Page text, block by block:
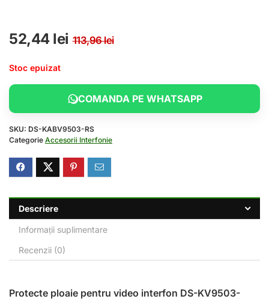
113,96leiPrețul inițial a fost:
52,44 lei Prețul curent este:
Stoc epuizat
COMANDA PE WHATSAPP
SKU: DS-KABV9503-RS
Categorie Accesorii Interfonie
Descriere
Informații suplimentare
Recenzii (0)
Protecte ploaie pentru video interfon DS-KV9503-